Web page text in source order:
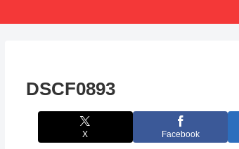
DSCF0893
X Facebook